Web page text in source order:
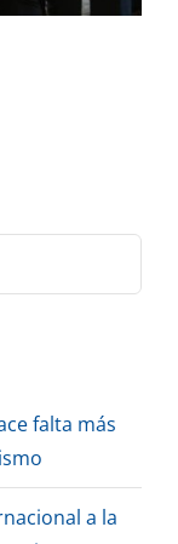
falta más
a la